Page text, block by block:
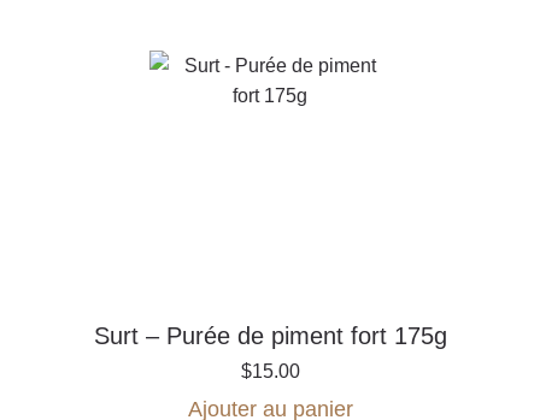
Surt – Purée de piment fort 175g
$15.00
Ajouter au panier